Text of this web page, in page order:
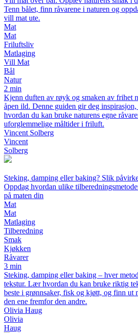
Tenn bålet, finn råvarene i naturen og
vill mat ute.
Mat
Mat
Friluftsliv
Matlaging
Vill Mat
Bål
Natur
2 min
Kjenn duften av røyk og smaken av frihet
åpen ild. Denne guiden gir deg
hvordan du kan bruke naturens egne
uforglemmelige måltider i friluft.
Vincent Solberg
Vincent
Solberg
Steking, damping eller baking? Slik
Oppdag hvordan ulike
på maten din
Mat
Mat
Matlaging
Tilberedning
Smak
Kjøkken
Råvarer
3 min
Steking, damping eller baking – hver
tekstur. Lær hvordan du kan bruke riktig
beste i grønnsaker, fisk og kjøtt, og finn ut
den ene fremfor den andre.
Olivia Haug
Olivia
Haug